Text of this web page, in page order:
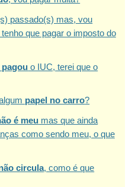
passado(s) mas, vou
que pagar o imposto do
o IUC, terei que o
papel no carro?
é meu mas que ainda
como sendo meu, o que
circula, como é que